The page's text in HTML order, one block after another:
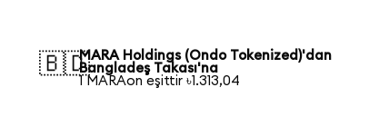
🇧🇩MARA Holdings (Ondo Tokenized)'dan
Bangladeş Takası'na
1 MARAon eşittir ৳1.313,04